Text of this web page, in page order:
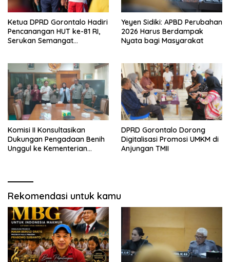
Ketua DPRD Gorontalo Hadiri
Pencanangan HUT ke-81 RI,
Serukan Semangat
Yeyen Sidiki: APBD Perubahan
2026 Harus Berdampak
Nyata bagi Masyarakat
Komisi II Konsultasikan
Dukungan Pengadaan Benih
Unggul ke Kementerian
DPRD Gorontalo Dorong
Digitalisasi Promosi UMKM di
Anjungan TMII
Rekomendasi untuk kamu